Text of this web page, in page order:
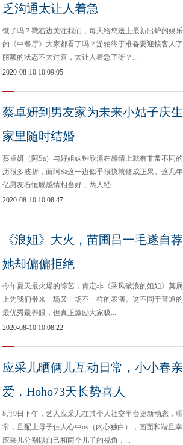
乏沟通太让人着急
饿了吗？戳右边关注我们，每天给您送上最新出炉的娱
的《中餐厅》大家都看了吗？游轮终于准备要迎接客人
丽颖的状态不太讨喜，太让人着急了呀？...
2020-08-10 10:09:05
蔡卓妍到男友家为未来小姑子庆
家里随时结婚
蔡卓妍（阿Sa）与好姐妹钟欣潼在感情上就有非常不同
历很多波折，而阿Sa这一边似乎很快就修成正果。这几
亿男友石恒聪感情相当好，两人经...
2020-08-10 10:08:47
《浪姐》大火，苗圃吕一毛遂自
她却偏偏拒绝
今年夏天最火爆的综艺，肯定非《乘风破浪的姐姐》莫
上为我们带来一场又一场不一样的表演。这不同于普通
最优秀最养眼，但真正激励大家吸...
2020-08-10 10:08:22
应采儿晒俩儿互动日常，小小春
爱，Hoho73天长势喜人
8月9日下午，艺人应采儿在其个人社交平台更新动态，
常，且配上母子仨人心中os（内心独白），画面和谐且
应采儿分别以自己和两个儿子的视角，...